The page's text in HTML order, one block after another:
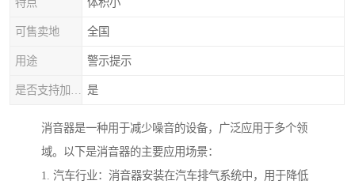
可售卖地 全国
用途 警示提示
是
消音器是一种用于减少噪音的设备，广泛应用于多个领
域。以下是消音器的主要应用场景：
1. 汽车行业：消音器安装在汽车排气系统中，用于降低